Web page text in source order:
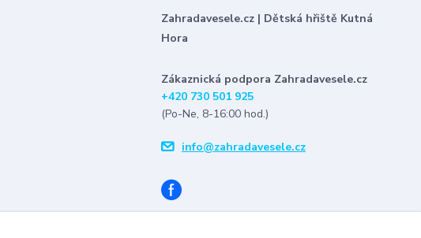
Zahradavesele.cz | Dětská hřiště Kutná
Hora
Zákaznická podpora Zahradavesele.cz
+420 730 501 925
(Po-Ne, 8-16:00 hod.)
info@zahradavesele.cz